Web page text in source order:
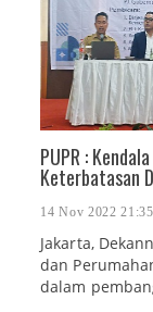
PUPR :
Keterbatasan
14 Nov 2022 21:35
Jakarta,
dan
dalam